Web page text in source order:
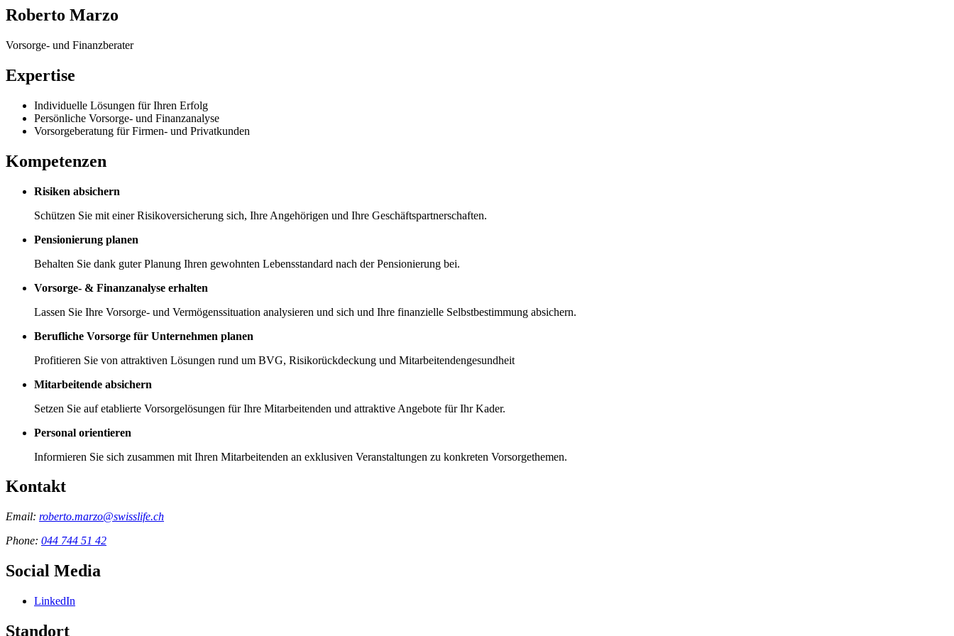
Roberto Marzo
Vorsorge- und Finanzberater
Expertise
Individuelle Lösungen für Ihren Erfolg
Persönliche Vorsorge- und Finanzanalyse
Vorsorgeberatung für Firmen- und Privatkunden
Kompetenzen
Risiken absichern
Schützen Sie mit einer Risikoversicherung sich, Ihre Angehörigen und Ihre Geschäftspartnerschaften.
Pensionierung planen
Behalten Sie dank guter Planung Ihren gewohnten Lebensstandard nach der Pensionierung bei.
Vorsorge- & Finanzanalyse erhalten
Lassen Sie Ihre Vorsorge- und Vermögenssituation analysieren und sich und Ihre finanzielle Selbstbestimmung absichern.
Berufliche Vorsorge für Unternehmen planen
Profitieren Sie von attraktiven Lösungen rund um BVG, Risikorückdeckung und Mitarbeitendengesundheit
Mitarbeitende absichern
Setzen Sie auf etablierte Vorsorgelösungen für Ihre Mitarbeitenden und attraktive Angebote für Ihr Kader.
Personal orientieren
Informieren Sie sich zusammen mit Ihren Mitarbeitenden an exklusiven Veranstaltungen zu konkreten Vorsorgethemen.
Kontakt
Email: roberto.marzo@swisslife.ch
Phone: 044 744 51 42
Social Media
LinkedIn
Standort